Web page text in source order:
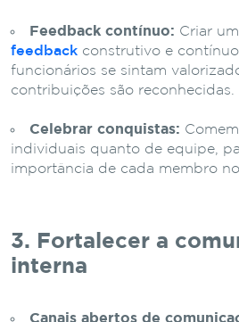
Feedback contínuo: Criar
feedback construtivo e
funcionários se sintam
contribuições são reconhecidas.
Celebrar conquistas:
individuais quanto de equipe,
importância de cada membro
3. Fortalecer a
interna
Canais abertos de